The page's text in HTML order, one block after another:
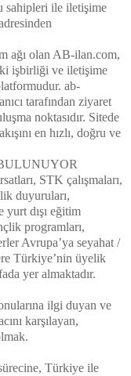
sahipleri ile iletişime
ağı olan AB-ilan.com,
işbirliği ve iletişime
ab-
tarafından ziyaret
noktasıdır. Sitede
en hızlı, doğru ve
STK çalışmaları,
duyuruları,
yurt dışı eğitim
programları,
Avrupa’ya seyahat /
Türkiye’nin üyelik
yer almaktadır.
ilgi duyan ve
karşılayan,
Türkiye ile